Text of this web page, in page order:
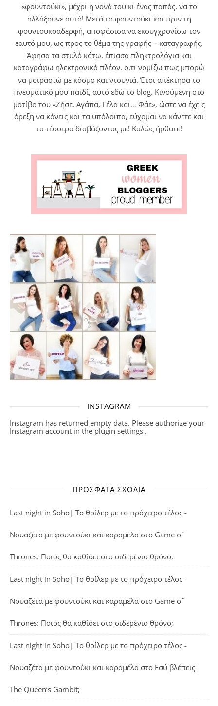
«φουντούκι», μέχρι η νονά του κι ένας παπάς, να το
αλλάξουνε αυτό! Μετά το φουντούκι και πριν τη
φουντουκοαδερφή, αποφάσισα να εκσυγχρονίσω τον
εαυτό μου, ως προς το θέμα της γραφής – καταγραφής.
Άφησα τα στυλό κάτω, έπιασα πληκτρολόγια και
καταγράφω ηλεκτρονικά πλέον, ο,τι νομίζω πως μπορώ
να μοιραστώ με κόσμο και ντουνιά. Έτσι απέκτησα το
πνευματικό μου παιδί, αυτό εδώ το blog. Κινούμενη στο
μοτίβο του «Ζήσε, Αγάπα, Γέλα και… Φάε», ώστε να έχεις
όρεξη να κάνεις και τα υπόλοιπα, εύχομαι να κάνετε και
τα τέσσερα διαβάζοντας με! Καλώς ήρθατε!
INSTAGRAM
Instagram has returned empty data. Please authorize your
Instagram account in the plugin settings .
ΠΡΌΣΦΑΤΑ ΣΧΌΛΙΑ
Last night in Soho| Το θρίλερ με το πρόχειρο τέλος -
Νουαζέτα με φουντούκι και καραμέλα στο Game of
Thrones: Ποιος θα καθίσει στο σιδερένιο θρόνο;
Last night in Soho| Το θρίλερ με το πρόχειρο τέλος -
Νουαζέτα με φουντούκι και καραμέλα στο Game of
Thrones: Ποιος θα καθίσει στο σιδερένιο θρόνο;
Last night in Soho| Το θρίλερ με το πρόχειρο τέλος -
Νουαζέτα με φουντούκι και καραμέλα στο Εσύ βλέπεις
The Queen’s Gambit;